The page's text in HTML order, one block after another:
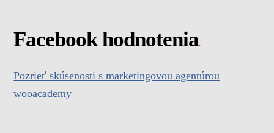
Facebook hodnotenia.
Pozrieť skúsenosti s marketingovou agentúrou
wooacademy